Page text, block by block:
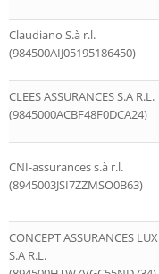
Claudiano S.à r.l.
(984500AIJ05195186450)
CLEES ASSURANCES S.A R.L.
(9845000ACBF48F0DCA24)
CNI-assurances s.à r.l.
(8945003JSI7ZZMSO0B63)
CONCEPT ASSURANCES LUX
S.A R.L.